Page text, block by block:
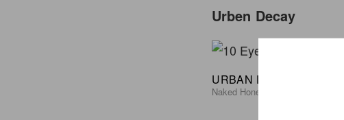
Urben Decay
URBAN DECAY
Naked Honey Eyeshadow Palette